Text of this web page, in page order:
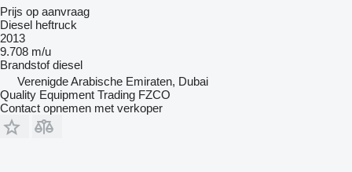
Prijs op aanvraag
Diesel heftruck
2013
9.708 m/u
Brandstof diesel
Verenigde Arabische Emiraten, Dubai
Quality Equipment Trading FZCO
Contact opnemen met verkoper